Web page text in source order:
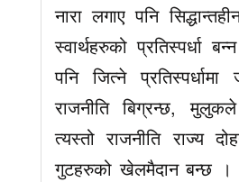
नारा लगाए पनि
स्वार्थहरुको प्रतिस्पर्धा
पनि जित्ने
राजनीति बिग्रन्छ,
त्यस्तो राजनीति राज्य
गुटहरुको खेलमैदान बन्छ ।